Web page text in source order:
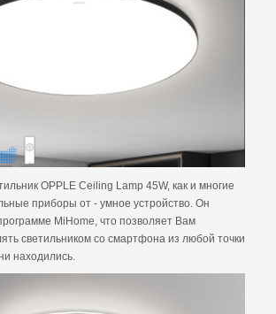
OPPLE Ceiling Lamp 45W, как и многие
приборы от - умное устройство. Он
MiHome, что позволяет Вам
светильником со смартфона из любой точки
находились.